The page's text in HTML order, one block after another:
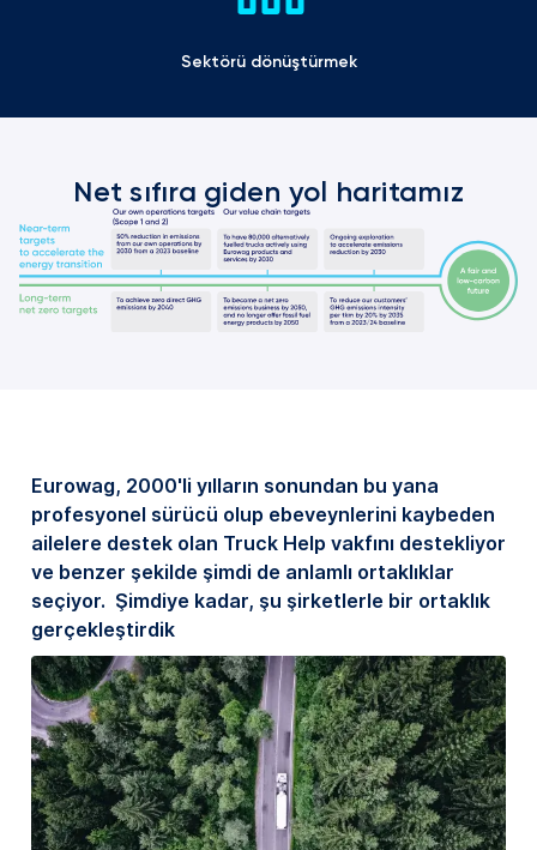
Sektörü dönüştürmek
Net sıfıra giden yol haritamız
Eurowag, 2000'li yılların sonundan bu yana
profesyonel sürücü olup ebeveynlerini kaybeden
ailelere destek olan Truck Help vakfını destekliyor
ve benzer şekilde şimdi de anlamlı ortaklıklar
seçiyor. Şimdiye kadar, şu şirketlerle bir ortaklık
gerçekleştirdik